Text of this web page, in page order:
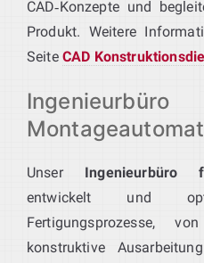
CAD‑Konzepte und
Produkt. Weitere
Seite CAD
Ingenieurbüro
Unser Ingenieurbüro
entwickelt und
Fertigungsprozesse,
konstruktive